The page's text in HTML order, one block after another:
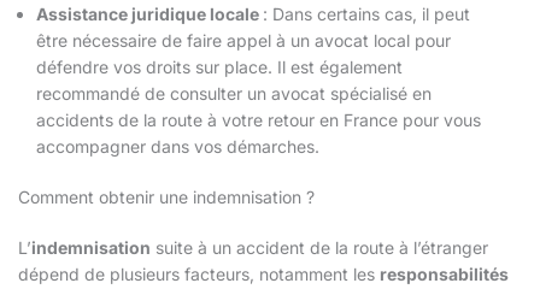
Assistance juridique locale : Dans certains cas, il peut
être nécessaire de faire appel à un avocat local pour
défendre vos droits sur place. Il est également
recommandé de consulter un avocat spécialisé en
accidents de la route à votre retour en France pour vous
accompagner dans vos démarches.
Comment obtenir une indemnisation ?
L’indemnisation suite à un accident de la route à l’étranger
dépend de plusieurs facteurs, notamment les responsabilités